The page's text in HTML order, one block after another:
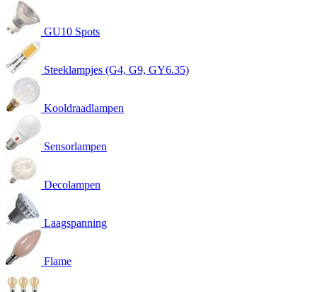
GU10 Spots
Steeklampjes (G4, G9, GY6.35)
Kooldraadlampen
Sensorlampen
Decolampen
Laagspanning
Flame